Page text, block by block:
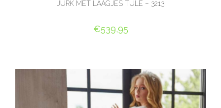
JURK MET LAAGJES TULE – 3213
€539,95